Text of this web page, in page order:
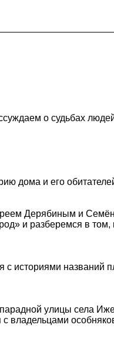
о судьбах
дома и его
Дерябиным и
и разберемся в том,
с историями названий
улицы села
владельцами